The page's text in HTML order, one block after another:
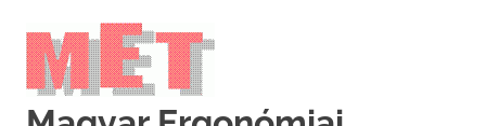
content